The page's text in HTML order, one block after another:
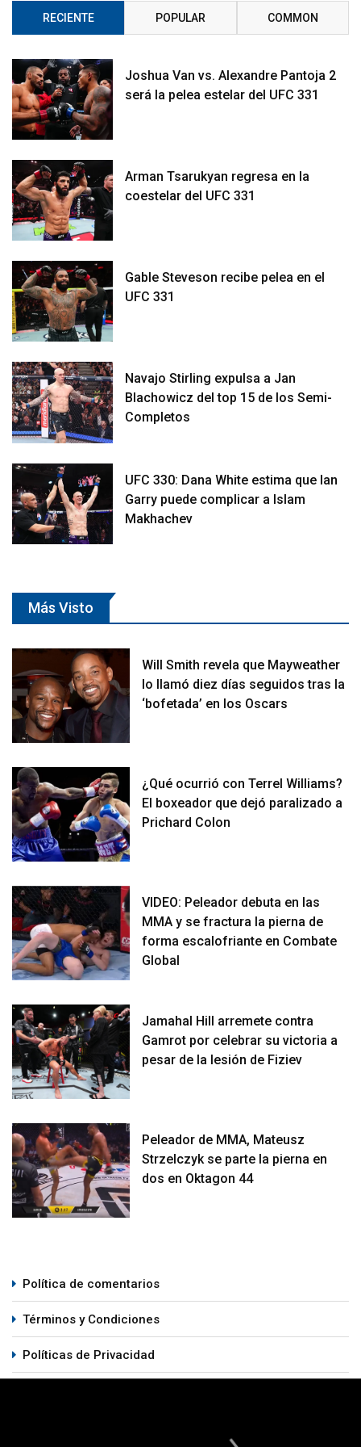
RECIENTE POPULAR COMMON
Joshua Van vs. Alexandre Pantoja 2
será la pelea estelar del UFC 331
Arman Tsarukyan regresa en la
coestelar del UFC 331
Gable Steveson recibe pelea en el
UFC 331
Navajo Stirling expulsa a Jan
Blachowicz del top 15 de los Semi-
Completos
UFC 330: Dana White estima que Ian
Garry puede complicar a Islam
Makhachev
Más Visto
Will Smith revela que Mayweather
lo llamó diez días seguidos tras la
‘bofetada’ en los Oscars
¿Qué ocurrió con Terrel Williams?
El boxeador que dejó paralizado a
Prichard Colon
VIDEO: Peleador debuta en las
MMA y se fractura la pierna de
forma escalofriante en Combate
Global
Jamahal Hill arremete contra
Gamrot por celebrar su victoria a
pesar de la lesión de Fiziev
Peleador de MMA, Mateusz
Strzelczyk se parte la pierna en
dos en Oktagon 44
Política de comentarios
Términos y Condiciones
Políticas de Privacidad